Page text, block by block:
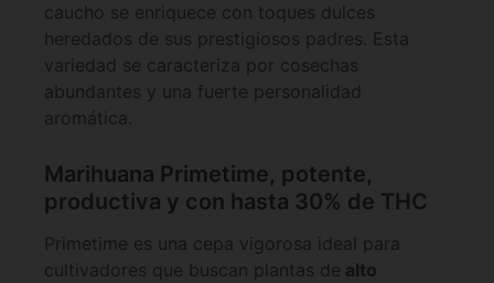
caucho se enriquece con toques dulces
heredados de sus prestigiosos padres. Esta
variedad se caracteriza por cosechas
abundantes y una fuerte personalidad
aromática.
Marihuana Primetime, potente,
productiva y con hasta 30% de THC
Primetime es una cepa vigorosa ideal para
cultivadores que buscan plantas de alto